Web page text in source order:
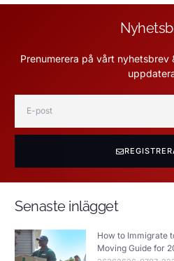
Prenumerera på vårt nyhetsbrev
Senaste inlägget
How to Immigrate
Moving Guide for